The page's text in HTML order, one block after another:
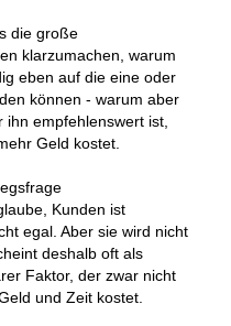
die große
klarzumachen, warum
eben auf die eine oder
können - warum aber
ihn empfehlenswert ist,
Geld kostet.
Kunden ist
egal. Aber sie wird nicht
deshalb oft als
Faktor, der zwar nicht
und Zeit kostet.